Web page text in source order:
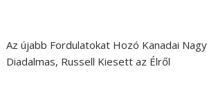
Az újabb Fordulatokat Hozó Kanadai
Diadalmas, Russell Kiesett az Élről